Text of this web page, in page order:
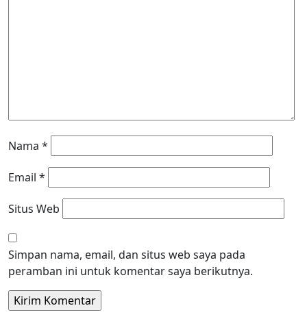
Nama *
Email *
Situs Web
Simpan nama, email, dan situs web saya pada
peramban ini untuk komentar saya berikutnya.